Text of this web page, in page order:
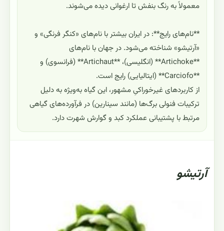
معمولاً به رنگ بنفش تا ارغوانی دیده می‌شوند.
**نام‌های رایج**: در ایران بیشتر با نام‌های «کنگر فرنگی» و
«آرتیشو» شناخته می‌شود. در جهان با نام‌های
**Artichoke** (انگلیسی)، **Artichaut** (فرانسوی) و
**Carciofo** (ایتالیایی) رایج است.
از کاربردهای غیرخوراکیِ مشهور، این گیاه به‌ویژه به دلیل
ترکیبات فنولی برگ‌ها (مانند سینارین) در فرآورده‌های گیاهی
مرتبط با پشتیبانی عملکرد کبد و گوارش شهرت دارد.
آرتیشو